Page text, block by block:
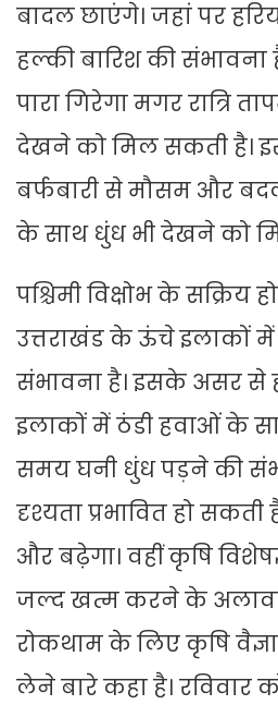
बादल छाएंगे। जहां पर
हल्की बारिश की
पारा गिरेगा मगर रात्रि
देखने को मिल सकती है। इस
बर्फबारी से मौसम और
के साथ धुंध भी देखने को
पश्चिमी विक्षोभ के
उत्तराखंड के ऊंचे इलाकों में
संभावना है। इसके असर से
इलाकों में ठंडी हवाओं के
समय घनी धुंध पड़ने की
दृश्यता प्रभावित हो
और बढ़ेगा। वहीं कृषि
जल्द खत्म करने के अलावा
रोकथाम के लिए कृषि
लेने बारे कहा है। रविवार